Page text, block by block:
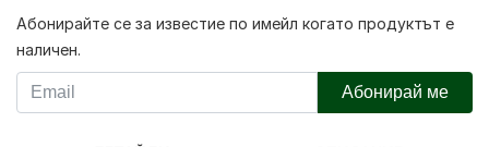
Абонирайте се за известие по имейл когато продуктът е
наличен.
Абонирай ме